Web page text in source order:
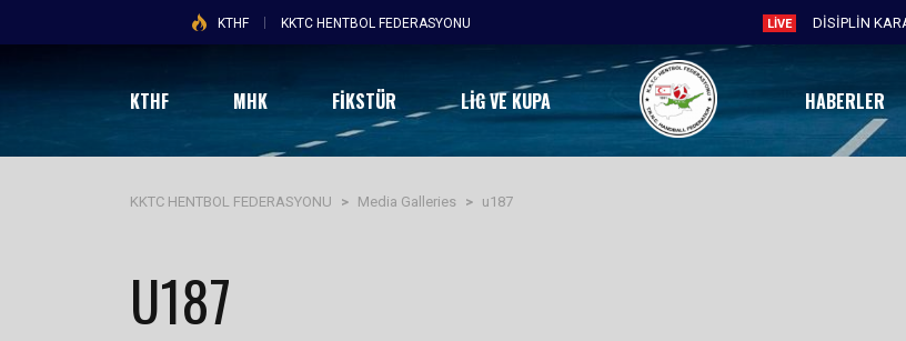
KTHF KKTC HENTBOL FEDERASYONU LIVE
KTHF MHK FİKSTÜR LIG VE KUPA HABERLER
KKTC HENTBOL FEDERASYONU > Media Galleries > u187
U187